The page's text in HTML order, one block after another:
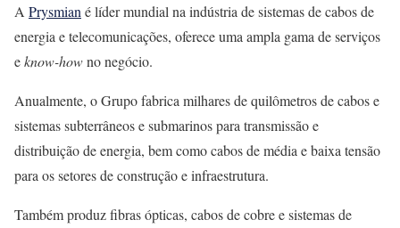
A Prysmian é líder mundial na indústria de sistemas de cabos de
energia e telecomunicações, oferece uma ampla gama de serviços
eknow-howno negócio.
Anualmente, o Grupo fabrica milhares de quilômetros de cabos e
sistemas subterrâneos e submarinos para transmissão e
distribuição de energia, bem como cabos de média e baixa tensão
para os setores de construção e infraestrutura.
Também produz fibras ópticas, cabos de cobre e sistemas de